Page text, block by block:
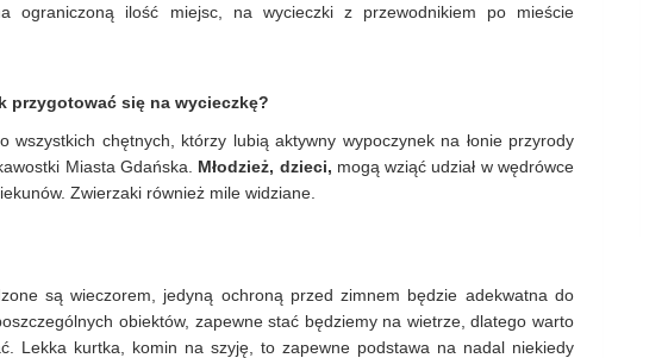
ograniczoną ilość miejsc, na wycieczki z przewodnikiem po mieście
przygotować się na wycieczkę?
wszystkich chętnych, którzy lubią aktywny wypoczynek na łonie przyrody
Miasta Gdańska. Młodzież, dzieci, mogą wziąć udział w wędrówce
Zwierzaki również mile widziane.
są wieczorem, jedyną ochroną przed zimnem będzie adekwatna do
obiektów, zapewne stać będziemy na wietrze, dlatego warto
Lekka kurtka, komin na szyję, to zapewne podstawa na nadal niekiedy